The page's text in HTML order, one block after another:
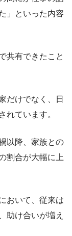
」といった内容
共有できたこと
だけでなく、日
れています。
以降、家族との
割合が大幅に上
おいて、従来は
助け合いが増え